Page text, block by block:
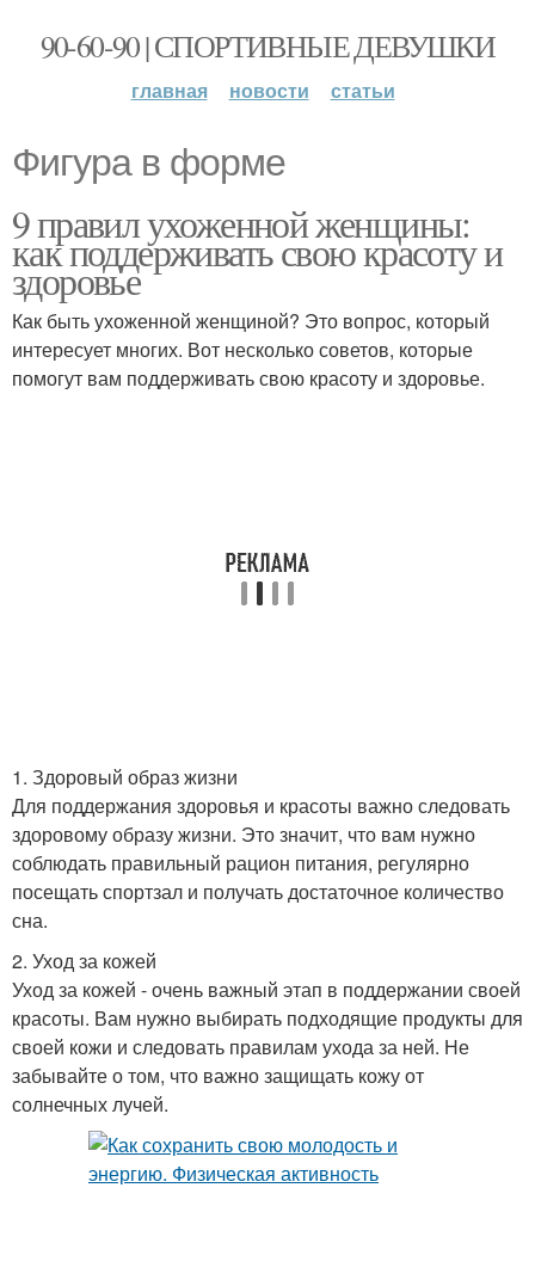
90-60-90 | СПОРТИВНЫЕ ДЕВУШКИ
главная новости статьи
Фигура в форме
9 правил ухоженной женщины:
как поддерживать свою красоту и
здоровье
Как быть ухоженной женщиной? Это вопрос, который
интересует многих. Вот несколько советов, которые
помогут вам поддерживать свою красоту и здоровье.
1. Здоровый образ жизни
Для поддержания здоровья и красоты важно следовать
здоровому образу жизни. Это значит, что вам нужно
соблюдать правильный рацион питания, регулярно
посещать спортзал и получать достаточное количество
сна.
2. Уход за кожей
Уход за кожей - очень важный этап в поддержании своей
красоты. Вам нужно выбирать подходящие продукты для
своей кожи и следовать правилам ухода за ней. Не
забывайте о том, что важно защищать кожу от
солнечных лучей.